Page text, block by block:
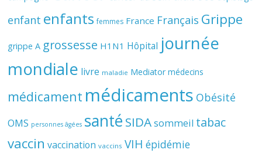
enfant enfants femmes France Français Grippe
grippe A grossesse H1N1 Hôpital journée
mondiale livre maladie Mediator médecins
médicament médicaments Obésité
OMS personnes âgées santé SIDAsommeil tabac
vaccin vaccination vaccins VIH épidémie